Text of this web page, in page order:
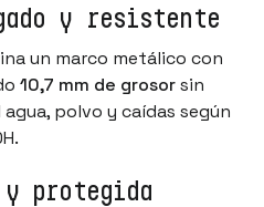
y resistente
un marco metálico con
10,7 mm de grosorsin
polvo y caídas según
protegida